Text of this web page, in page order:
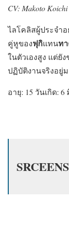
CV: Makoto Koichi
ไลโคลิสผู้ประจำ
คู่หูของฟุกิแทนท
ในตัวเองสูง แต่ยั
ปฏิบัติงานจริงอยู่
อายุ: 15 วันเกิด: